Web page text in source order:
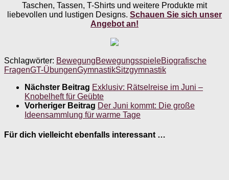
Taschen, Tassen, T-Shirts und weitere Produkte mit
liebevollen und lustigen Designs. Schauen Sie sich unser
Angebot an!
Schlagwörter: BewegungBewegungsspieleBiografische
FragenGT-ÜbungenGymnastikSitzgymnastik
Nächster Beitrag Exklusiv: Rätselreise im Juni –
Knobelheft für Geübte
Vorheriger Beitrag Der Juni kommt: Die große
Ideensammlung für warme Tage
Für dich vielleicht ebenfalls interessant …